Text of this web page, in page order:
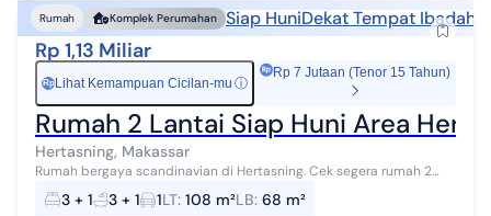
Rumah Komplek Perumahan Siap HuniDekat Tempat Ibadah
Rp 1,13 Miliar
Rp Lihat Kemampuan Cicilan-mu ⓘ
Rp 7 Jutaan (Tenor 15 Tahun)
Rumah 2 Lantai Siap Huni Area
Hertasning, Makassar
Rumah bergaya scandinavian di Hertasning. Cek segera rumah 2
lantai yang modern ini, dijual dengan pemandangan indah yang
menambah nilai estetika...
3 + 1 3 + 1 1LT: 108 m²LB: 68 m²